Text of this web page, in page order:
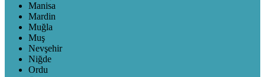
Manisa
Mardin
Muğla
Muş
Nevşehir
Niğde
Ordu